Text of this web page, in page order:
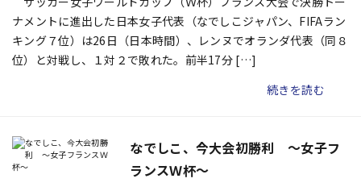
ナメントに進出した日本女子代表（なでしこジャパン、FIFAラン
キング７位）は26日（日本時間）、レンヌでオランダ代表（同８
位）と対戦し、１対２で敗れた。前半17分 […]
続きを読む
なでしこ、今大会初勝利 ～女子フ
ランスＷ杯～